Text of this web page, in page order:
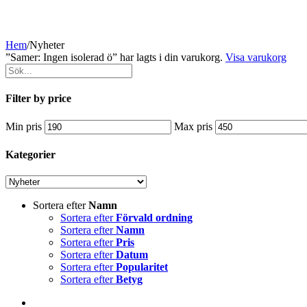
Hem/Nyheter
”Samer: Ingen isolerad ö” har lagts i din varukorg. Visa varukorg
Filter by price
Min pris Max pris
Kategorier
Sortera efterNamn
Sortera efterFörvald ordning
Sortera efterNamn
Sortera efterPris
Sortera efterDatum
Sortera efterPopularitet
Sortera efterBetyg